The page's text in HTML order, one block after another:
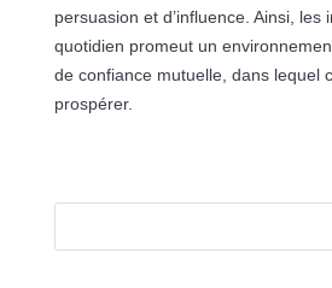
persuasion et d’influence. Ainsi, les
quotidien promeut un
de confiance mutuelle, dans lequel
prospérer.